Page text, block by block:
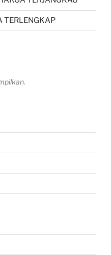
TERLENGKAP